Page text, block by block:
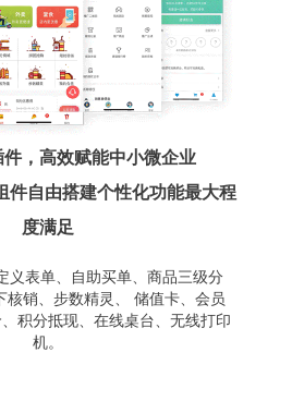
，高效赋能中小微企业
件自由搭建个性化功能最大程
度满足
义表单、自助买单、商品三级分
核销、步数精灵、 储值卡、会员
积分抵现、在线桌台、无线打印
机。